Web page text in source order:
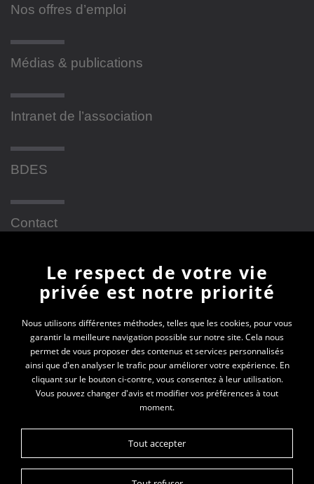
Nos offres d’emploi
Médias & publications
Intranet de l’association
BDES
Contact
Newsletter
En vous inscrivant à la newsletter, vous recevrez
toutes les actualités des PEP 69
Votre e-mail*
Le respect de votre vie
privée est notre priorité
Nous utilisons différentes méthodes, telles que les cookies, pour vous
garantir la meilleure navigation possible sur notre site. Cela nous
permet de vous proposer des contenus et services personnalisés
ainsi que d'en analyser le trafic pour améliorer votre expérience. En
cliquant sur le bouton ci-contre, vous consentez à leur utilisation.
Vous pouvez changer d'avis et modifier vos préférences à tout
moment.
Tout accepter